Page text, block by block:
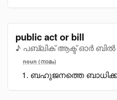
public act or bill
♪ പബ്ലിക് ആക്ട് ഓർ ബിൽ
noun (നാമം)
ബഹുജനത്തെ